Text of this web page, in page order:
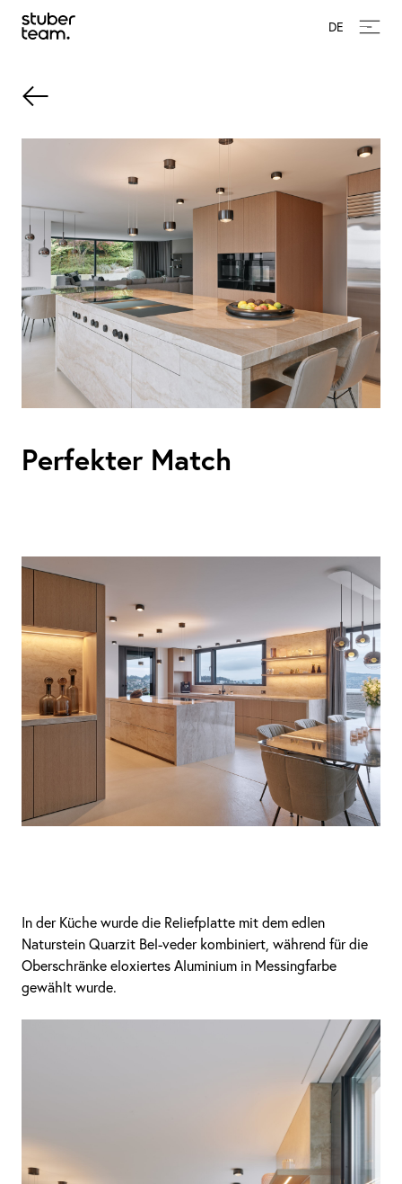
DE
Perfekter Match
In der Küche wurde die Reliefplatte mit dem edlen
Naturstein Quarzit Bel-veder kombiniert, während für die
Oberschränke eloxiertes Aluminium in Messingfarbe
gewählt wurde.